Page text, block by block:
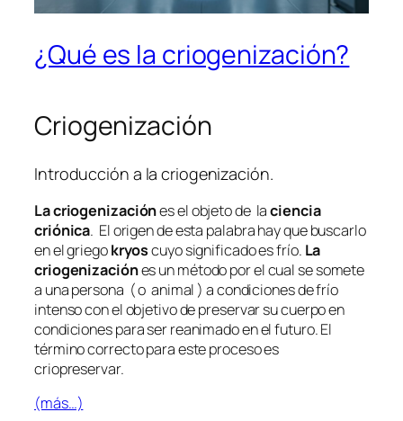
¿Qué es la criogenización?
Criogenización
Introducción a la criogenización.
La criogenizaciónes el objeto de laciencia
criónica. El origen de esta palabra hay que buscarlo
en el griegokryoscuyo significado es frío. La
criogenizaciónes un método por el cual se somete
a una persona ( o animal ) a condiciones de frío
intenso con el objetivo de preservar su cuerpo en
condiciones para ser reanimado en el futuro. El
término correcto para este proceso es
criopreservar.
(más…)